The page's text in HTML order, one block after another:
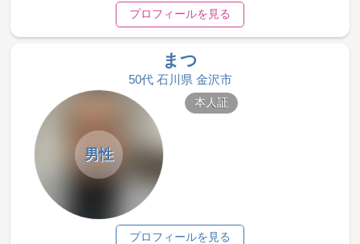
プロフィールを見る
まつ
50代 石川県 金沢市
男性
本人証
プロフィールを見る